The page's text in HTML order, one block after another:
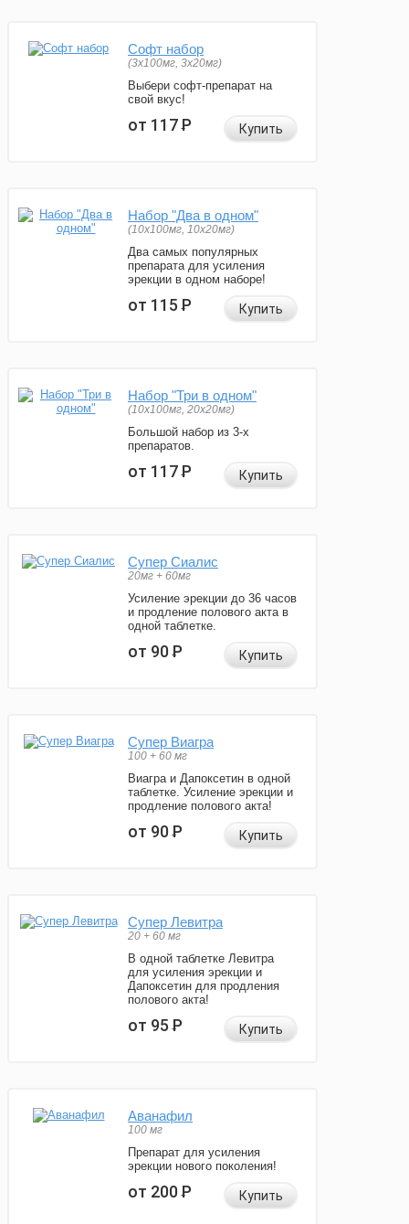
Софт набор
(3x100мг, 3x20мг)
Выбери софт-препарат на
свой вкус!
от 117Р Купить
Набор "Два в одном"
(10x100мг, 10x20мг)
Два самых популярных
препарата для усиления
эрекции в одном наборе!
от 115Р Купить
Набор "Три в одном"
(10x100мг, 20x20мг)
Большой набор из 3-х
препаратов.
от 117Р Купить
Супер Сиалис
20мг + 60мг
Усиление эрекции до 36 часов
и продление полового акта в
одной таблетке.
от 90Р Купить
Супер Виагра
100 + 60 мг
Виагра и Дапоксетин в одной
таблетке. Усиление эрекции и
продление полового акта!
от 90Р Купить
Супер Левитра
20 + 60 мг
В одной таблетке Левитра
для усиления эрекции и
Дапоксетин для продления
полового акта!
от 95Р Купить
Аванафил
100 мг
Препарат для усиления
эрекции нового поколения!
от 200Р Купить